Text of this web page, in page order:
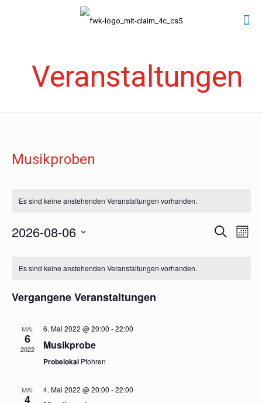
Veranstaltungen
Musikproben
Es sind keine anstehenden Veranstaltungen vorhanden.
Suche
2026-08-06
wählen.
Kalender
von
Veranstaltungen
Es sind keine anstehenden Veranstaltungen vorhanden.
Vergangene Veranstaltungen
MAI
6
2022
6. Mai 2022 @ 20:00 -22:00
Musikprobe
Probelokal Pfohren
MAI
4
4. Mai 2022 @ 20:00 -22:00